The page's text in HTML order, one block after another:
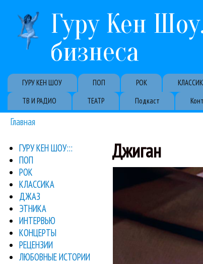
Гуру Кен
бизнеса
Primary links
ГУРУ КЕН ШОУ ПОП РОК
ТВ И РАДИО
ТЕАТР Подкаст
Вы здесь
Главная
Джиган
В Live
ГУРУ КЕН ШОУ:::
ПОП
РОК
КЛАССИКА
ДЖАЗ
ЭТНИКА
ИНТЕРВЬЮ
КОНЦЕРТЫ
РЕЦЕНЗИИ
ЛЮБОВНЫЕ ИСТОРИИ